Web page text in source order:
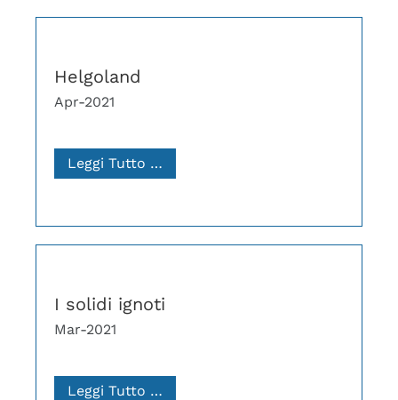
Helgoland
Apr-2021
Leggi Tutto …
I solidi ignoti
Mar-2021
Leggi Tutto …